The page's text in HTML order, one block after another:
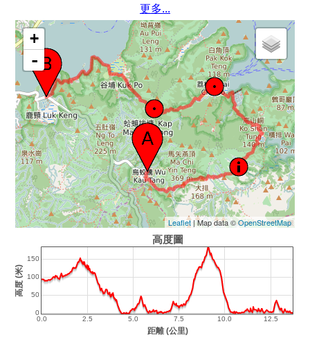
更多...
+
-
Leaflet| Map data ©OpenStreetMap